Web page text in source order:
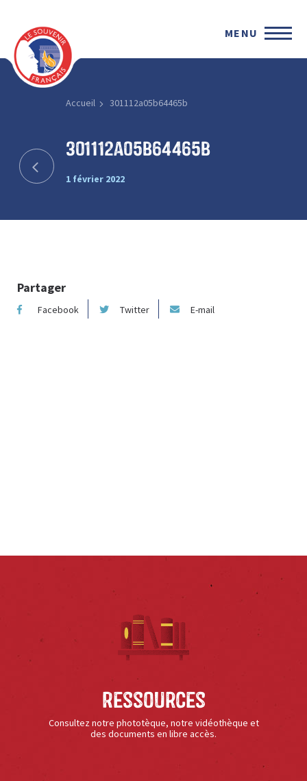
MENU
Accueil 301112a05b64465b
301112a05b64465b
1 février 2022
Partager
Facebook Twitter E-mail
Ressources
Consultez notre phototèque, notre vidéothèque et
des documents en libre accès.